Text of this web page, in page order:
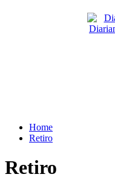
Home
Retiro
Retiro